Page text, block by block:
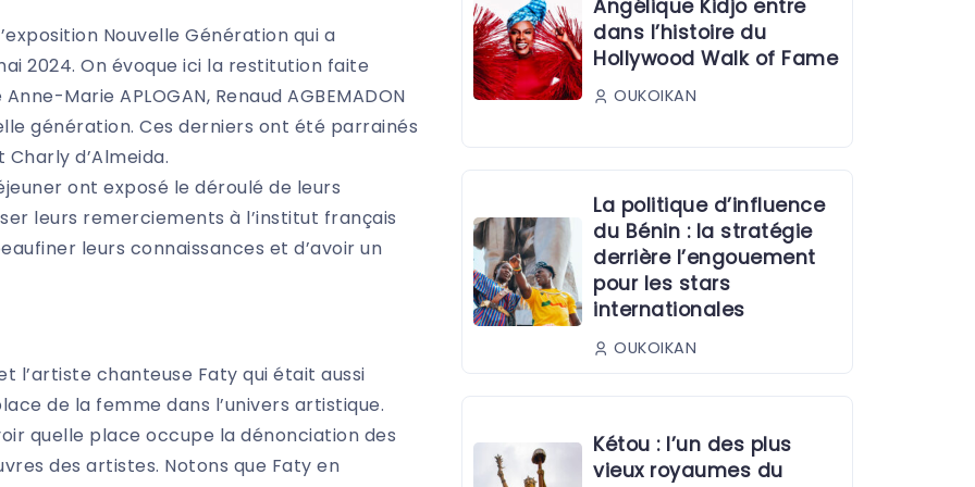
Nouvelle Génération qui a
2024. On évoque ici la restitution faite
Marie APLOGAN, Renaud AGBEMADON
génération. Ces derniers ont été parrainés
d’Almeida.
ont exposé le déroulé de leurs
leurs remerciements à l’institut français
leurs connaissances et d’avoir un
l’artiste chanteuse Faty qui était aussi
de la femme dans l’univers artistique.
quelle place occupe la dénonciation des
des artistes. Notons que Faty en
Angélique Kidjo entre
dans l’histoire du
Hollywood Walk of Fame
OUKOIKAN
La politique d’influence
du Bénin : la stratégie
derrière l’engouement
pour les stars
internationales
OUKOIKAN
Kétou : l’un des plus
vieux royaumes du